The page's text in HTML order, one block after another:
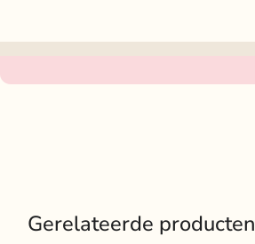
Gerelateerde producten